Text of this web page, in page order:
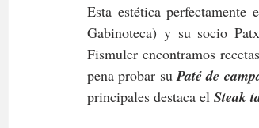
Esta estética
Gabinoteca) y su socio
Fismuler encontramos
pena probar su Paté de
principales destaca el Steak